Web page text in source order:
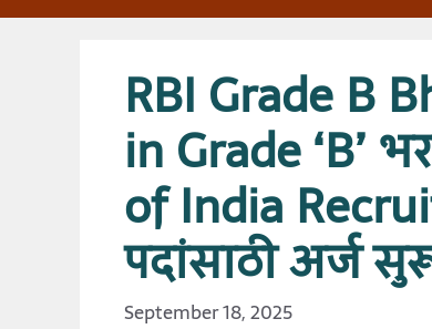
RBI Grade B
in Grade ‘B’
of India
पदांसाठी अर्ज
September 18, 2025